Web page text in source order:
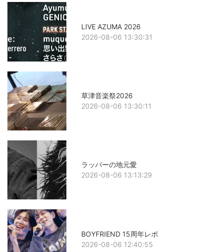
LIVE AZUMA 2026
2026-08-06 13:30:31
草津音楽祭2026
2026-08-06 13:30:11
ラッパーの地元愛
2026-08-06 13:13:29
BOYFRIEND 15周年レポ
2026-08-06 12:40:55